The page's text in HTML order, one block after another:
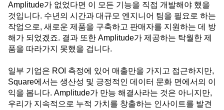
Amplitude가 없었다면 이 모든 기능을 직접 개발해야 했을
것입니다. 수년의 시간과 대규모 엔지니어 팀을 필요로 하는
작업으로, 새로운 제품을 구축하고 판매자를 지원하는 데 방
해가 되었겠죠. 결과 또한 Amplitude가 제공하는 탁월한 제
품을 따라가지 못했을 겁니다.
일부 기업은 ROI 측정에 있어 매출만을 가지고 접근하지만,
Square에서는 생산성 및 긍정적인 데이터 문화 면에서의 이
익을 봅니다. Amplitude가 만능 해결사라는 것은 아니지만,
우리가 지속적으로 누적 가치를 창출하는 인사이트를 발견